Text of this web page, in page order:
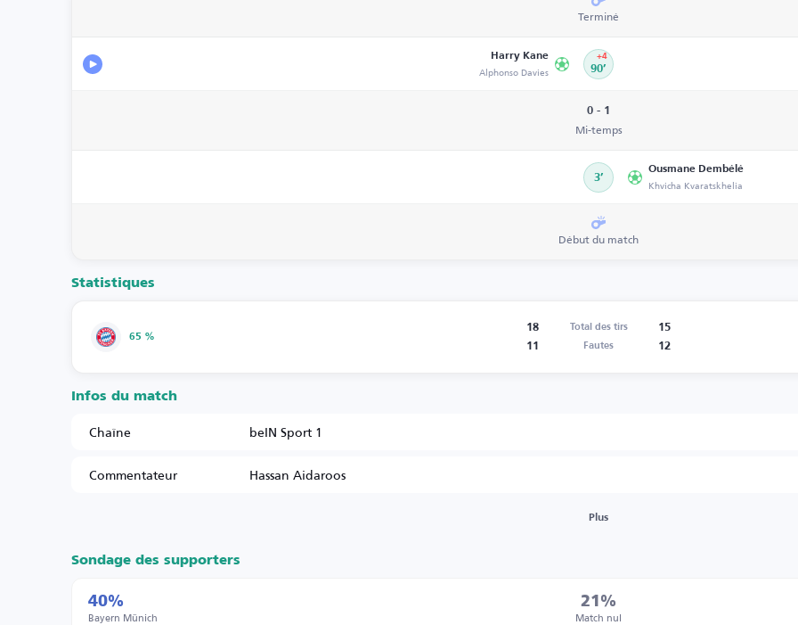
Terminé
Harry Kane
Alphonso Davies 90’
+4
0 - 1
Mi-temps
3’
Ousmane Dembélé
Khvicha Kvaratskhelia
Début du match
Statistiques
65 %
18 Total des tirs
15
11
Fautes 12
Infos du match
Chaîne
beIN Sport 1
Commentateur
Hassan Aidaroos
Plus
Sondage des supporters
40%
Bayern Münich
21%
Match nul